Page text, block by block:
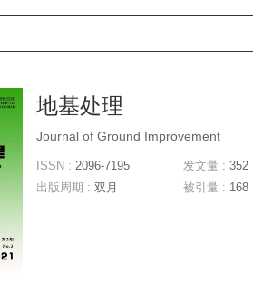
地基处理
Journal of Ground Improvement
ISSN : 2096-7195
出版周期 : 双月
发文量 : 352
被引量 : 168